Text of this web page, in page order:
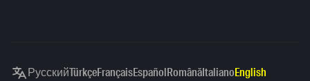
РусскийTürkçeFrançaisEspañolRomânăItalianoEnglish